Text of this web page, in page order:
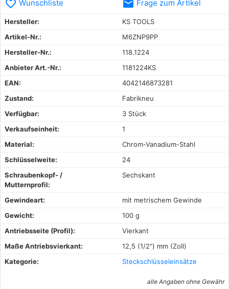
favorite_border Wunschliste email Frage zum Artikel
Hersteller:
KS TOOLS
Artikel-Nr.:
M6ZNP9PP
Hersteller-Nr.:
118.1224
Anbieter Art.-Nr.:
1181224KS
EAN:
4042146873281
Zustand:
Fabrikneu
Verfügbar:
3 Stück
Verkaufseinheit:
1
Material:
Chrom-Vanadium-Stahl
Schlüsselweite:
24
Schraubenkopf- /
Mutternprofil:
Sechskant
Gewindeart:
mit metrischem Gewinde
Gewicht:
100 g
Antriebsseite (Profil):
Vierkant
Maße Antriebsvierkant:
12,5 (1/2") mm (Zoll)
Kategorie:
Steckschlüsseleinsätze
alle Angaben ohne Gewähr